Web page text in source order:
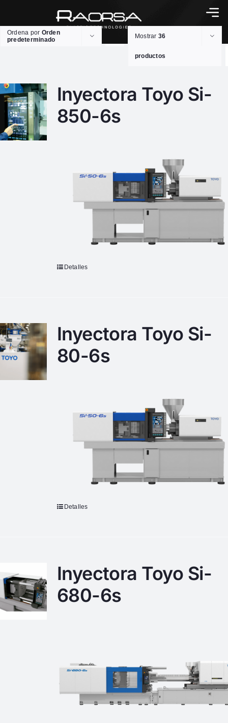
Ordena por Orden
predeterminado
Mostrar 36
productos
Inyectora Toyo Si-
850-6s
Detalles
Inyectora Toyo Si-
80-6s
Detalles
Inyectora Toyo Si-
680-6s